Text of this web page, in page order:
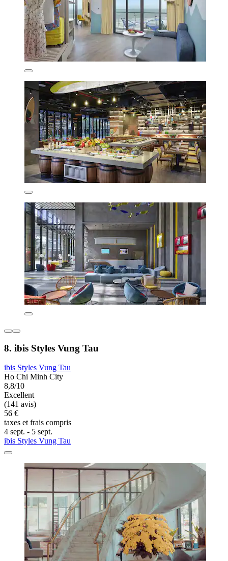
8. ibis Styles Vung Tau
ibis Styles Vung Tau
Ho Chi Minh City
8,8/10
Excellent
(141 avis)
56 €
taxes et frais compris
4 sept. - 5 sept.
ibis Styles Vung Tau